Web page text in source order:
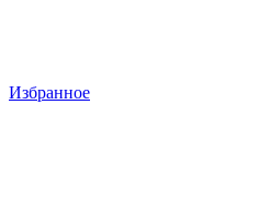
Избранное